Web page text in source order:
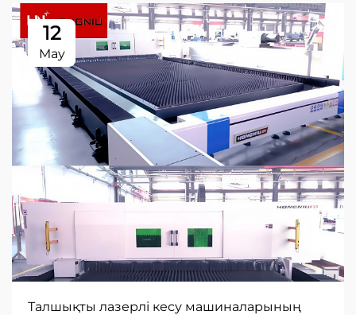
12
May
Талшықты лазерлі кесу машиналарының